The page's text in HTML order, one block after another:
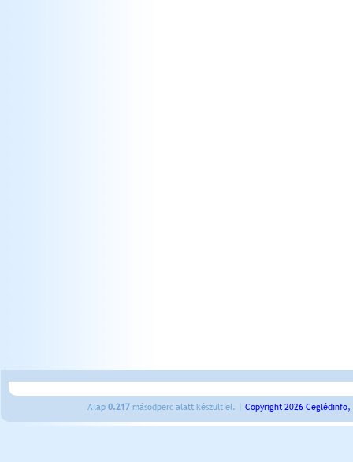
A lap 0.217 másodperc alatt készült el. | Copyright 2026